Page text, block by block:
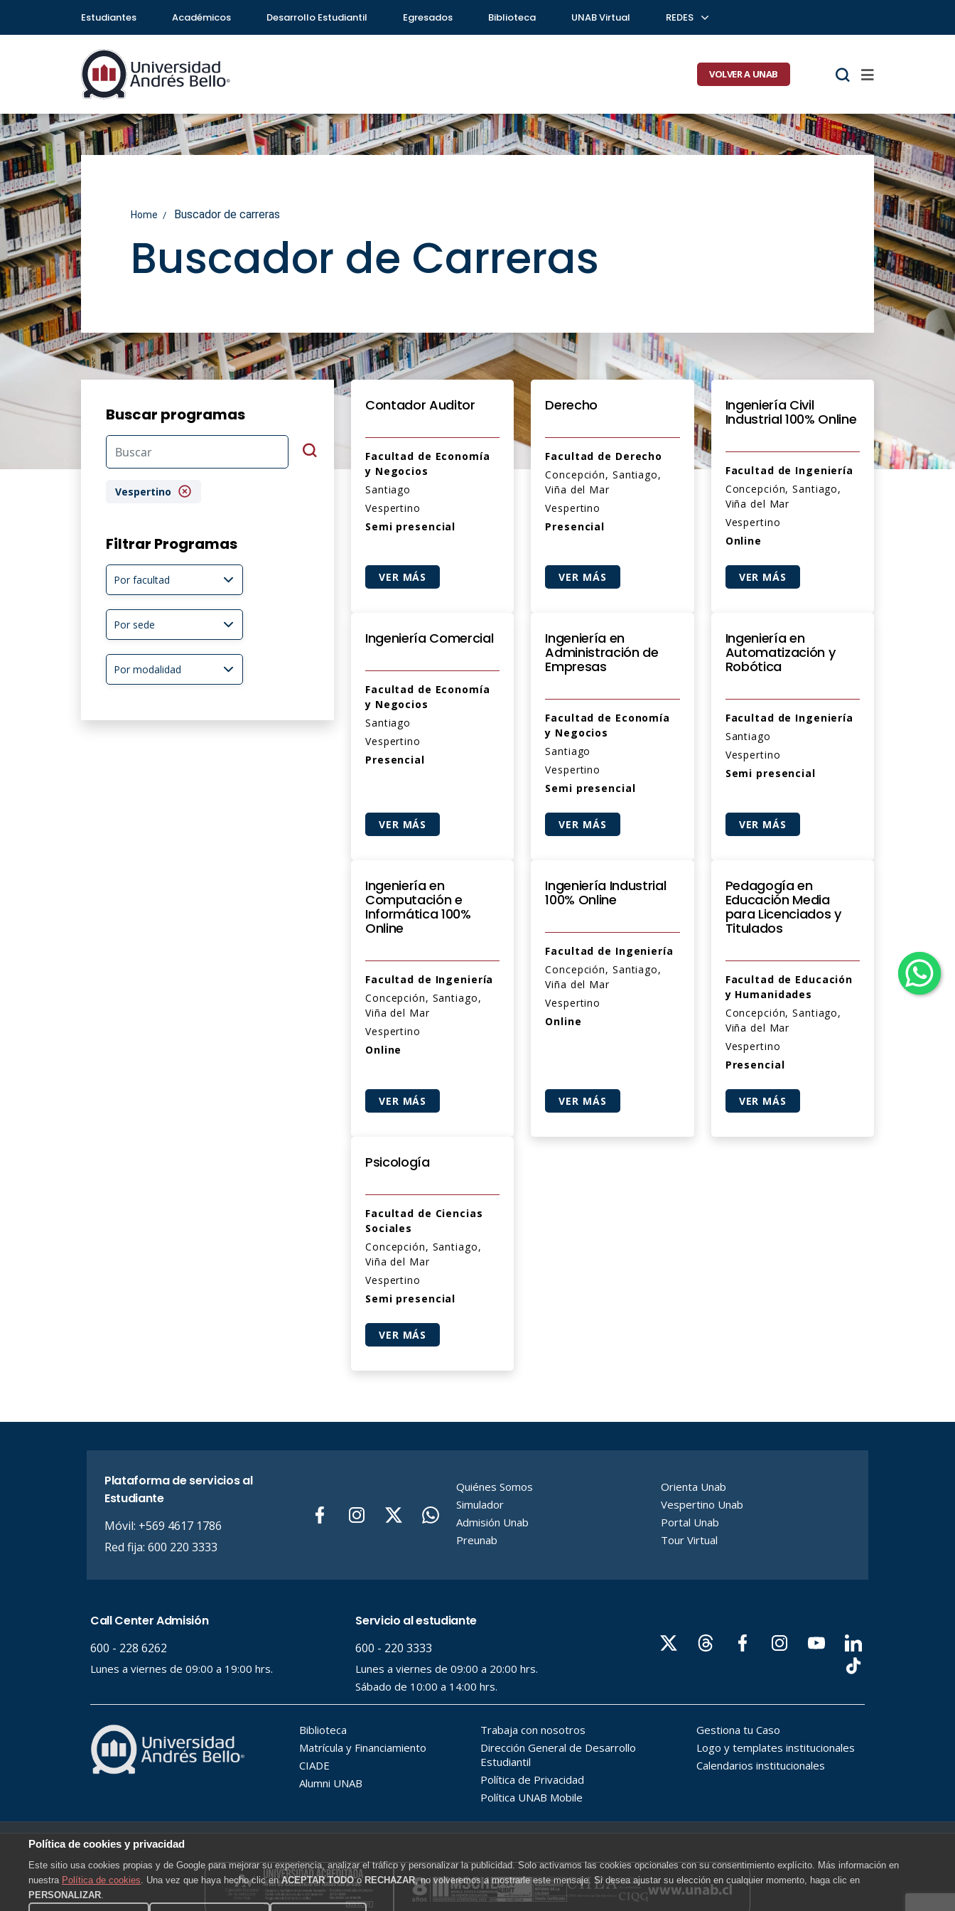
Estudiantes Académicos Desarrollo Estudiantil Egresados Biblioteca UNAB Virtual REDES
VOLVER A UNAB
Home Buscador de carreras
Buscador de Carreras
Buscar programas
Vespertino
Filtrar Programas
Contador Auditor
Facultad de Economía
y Negocios
Santiago
Vespertino
Semi presencial
VER MÁS
Derecho
Facultad de Derecho
Concepción, Santiago,
Viña del Mar
Vespertino
Presencial
VER MÁS
Ingeniería Civil
Industrial 100% Online
Facultad de Ingeniería
Concepción, Santiago,
Viña del Mar
Vespertino
Online
VER MÁS
Ingeniería Comercial
Facultad de Economía
y Negocios
Santiago
Vespertino
Presencial
VER MÁS
Ingeniería en
Administración de
Empresas
Facultad de Economía
y Negocios
Santiago
Vespertino
Semi presencial
VER MÁS
Ingeniería en
Automatización y
Robótica
Facultad de Ingeniería
Santiago
Vespertino
Semi presencial
VER MÁS
Ingeniería en
Computación e
Informática 100%
Online
Facultad de Ingeniería
Concepción, Santiago,
Viña del Mar
Vespertino
Online
VER MÁS
Ingeniería Industrial
100% Online
Facultad de Ingeniería
Concepción, Santiago,
Viña del Mar
Vespertino
Online
VER MÁS
Pedagogía en
Educación Media
para Licenciados y
Titulados
Facultad de Educación
y Humanidades
Concepción, Santiago,
Viña del Mar
Vespertino
Presencial
VER MÁS
Psicología
Facultad de Ciencias
Sociales
Concepción, Santiago,
Viña del Mar
Vespertino
Semi presencial
VER MÁS